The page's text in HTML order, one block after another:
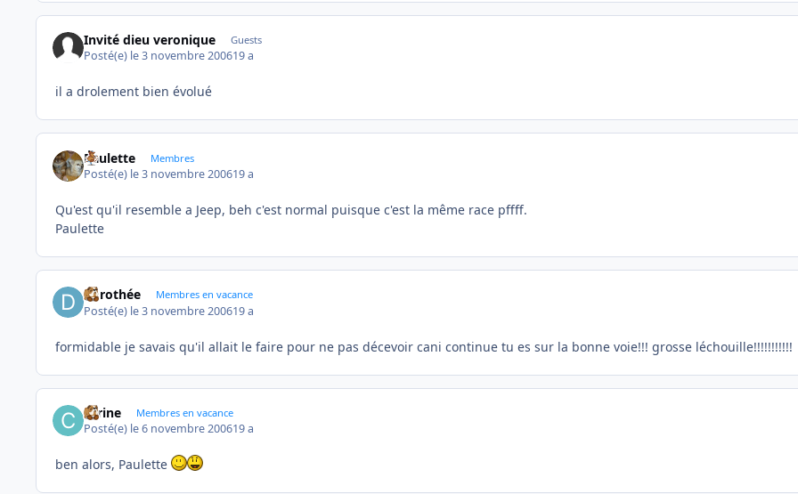
Invité dieu veronique Guests
Posté(e) le 3 novembre 200619 a
il a drolement bien évolué
Paulette Membres
Posté(e) le 3 novembre 200619 a
Qu'est qu'il resemble a Jeep, beh c'est normal puisque c'est la même race pffff.
Paulette
dorothée Membres en vacance
Posté(e) le 3 novembre 200619 a
formidable je savais qu'il allait le faire pour ne pas décevoir cani continue tu es sur la bonne voie!!! grosse léchouille!!!!!!!!!!!
carine Membres en vacance
Posté(e) le 6 novembre 200619 a
ben alors, Paulette